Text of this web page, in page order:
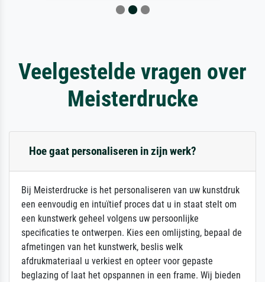
Veelgestelde vragen over
Meisterdrucke
Hoe gaat personaliseren in zijn werk?
Bij Meisterdrucke is het personaliseren van uw kunstdruk
een eenvoudig en intuïtief proces dat u in staat stelt om
een kunstwerk geheel volgens uw persoonlijke
specificaties te ontwerpen. Kies een omlijsting, bepaal de
afmetingen van het kunstwerk, beslis welk
afdrukmateriaal u verkiest en opteer voor gepaste
beglazing of laat het opspannen in een frame. Wij bieden